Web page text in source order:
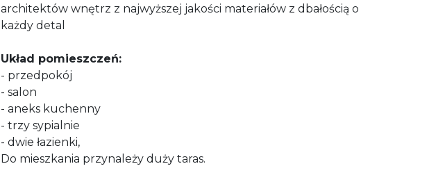
architektów wnętrz z najwyższej jakości materiałów z dbałością o
każdy detal
Układ pomieszczeń:
- przedpokój
- salon
- aneks kuchenny
- trzy sypialnie
- dwie łazienki,
Do mieszkania przynależy duży taras.